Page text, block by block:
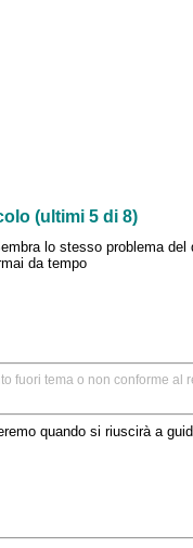
(ultimi 5 di 8)
lo stesso problema del
da tempo
fuori tema o non conforme al
quando si riuscirà a